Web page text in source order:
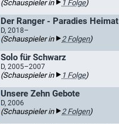
(Schauspieler in 1 Folge)
Der Ranger - Paradies Heimat
D, 2018–
(Schauspieler in 2 Folgen)
Solo für Schwarz
D, 2005–2007
(Schauspieler in 1 Folge)
Unsere Zehn Gebote
D, 2006
(Schauspieler in 2 Folgen)